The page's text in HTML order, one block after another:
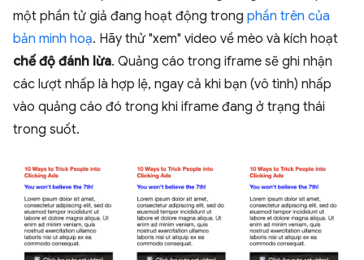
một phần tử giả đang hoạt động trong phần trên của
bản minh hoạ. Hãy thử "xem" video về mèo và kích hoạt
chế độ đánh lừa. Quảng cáo trong iframe sẽ ghi nhận
các lượt nhấp là hợp lệ, ngay cả khi bạn (vô tình) nhấp
vào quảng cáo đó trong khi iframe đang ở trạng thái
trong suốt.